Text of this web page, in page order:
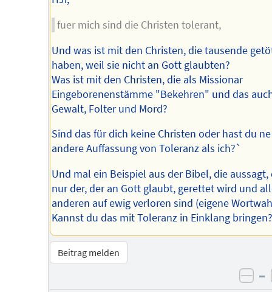
fuer mich sind die Christen tolerant,
Und was ist mit den Christen, die tausende
haben, weil sie nicht an Gott glaubten?
Was ist mit den Christen, die als Missionar
Eingeborenenstämme "Bekehren" und das
Gewalt, Folter und Mord?
Sind das für dich keine Christen oder hast du ne
andere Auffassung von Toleranz als ich?`
Und mal ein Beispiel aus der Bibel, die aussagt,
nur der, der an Gott glaubt, gerettet wird und
anderen auf ewig verloren sind (eigene
Kannst du das mit Toleranz in Einklang bringen?
Beitrag melden
–